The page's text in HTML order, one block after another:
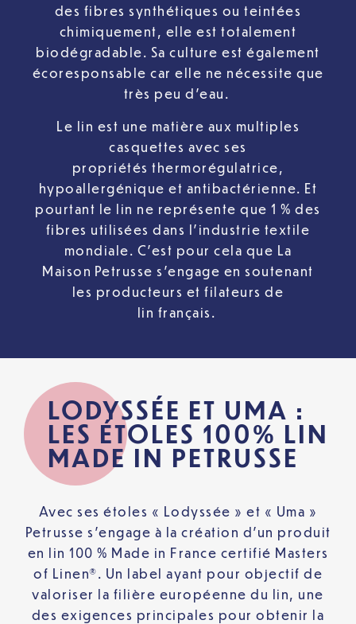
des fibres synthétiques ou teintées
chimiquement, elle est totalement
biodégradable. Sa culture est également
écoresponsable car elle ne nécessite que
très peu d’eau.
Le lin est une matière aux multiples
casquettes avec ses
propriétés thermorégulatrice,
hypoallergénique et antibactérienne. Et
pourtant le lin ne représente que 1 % des
fibres utilisées dans l’industrie textile
mondiale. C’est pour cela que La
Maison Petrusse s’engage en soutenant
les producteurs et filateurs de
lin français.
LODYSSÉE ET UMA :
LES ÉTOLES 100% LIN
MADE IN PETRUSSE
Avec ses étoles « Lodyssée » et « Uma »
Petrusse s’engage à la création d’un produit
en lin 100 % Made in France certifié Masters
of Linen®. Un label ayant pour objectif de
valoriser la filière européenne du lin, une
des exigences principales pour obtenir la